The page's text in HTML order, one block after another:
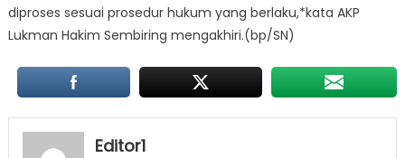
diproses sesuai prosedur hukum yang berlaku,*kata AKP
Lukman Hakim Sembiring mengakhiri.(bp/SN)
Editor1